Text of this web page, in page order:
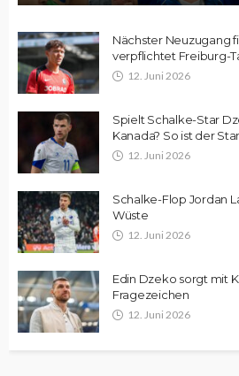
Nächster Neuzugang
verpflichtet Freiburg-
12. Juni 2026
Spielt Schalke-Star
Kanada? So ist der
12. Juni 2026
Schalke-Flop Jordan
Wüste
12. Juni 2026
Edin Dzeko sorgt mit
Fragezeichen
12. Juni 2026